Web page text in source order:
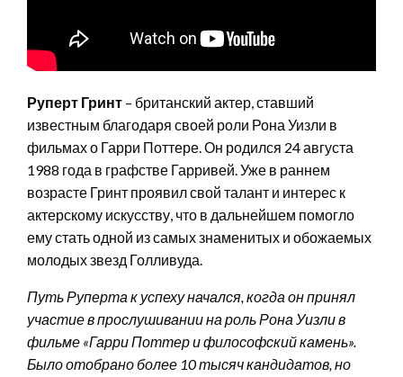
Руперт Гринт – британский актер, ставший
известным благодаря своей роли Рона Уизли в
фильмах о Гарри Поттере. Он родился 24 августа
1988 года в графстве Гарривей. Уже в раннем
возрасте Гринт проявил свой талант и интерес к
актерскому искусству, что в дальнейшем помогло
ему стать одной из самых знаменитых и обожаемых
молодых звезд Голливуда.
Путь Руперта к успеху начался, когда он принял
участие в прослушивании на роль Рона Уизли в
фильме «Гарри Поттер и философский камень».
Было отобрано более 10 тысяч кандидатов, но